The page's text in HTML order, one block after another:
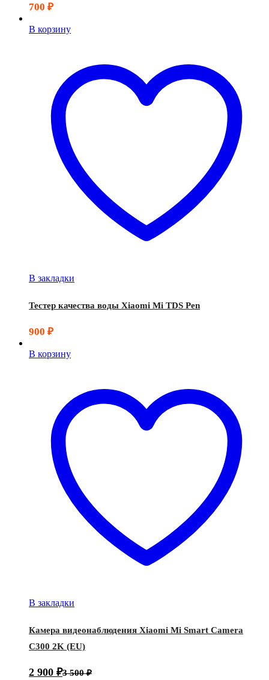
700 ₽
В корзину
В закладки
Тестер качества воды Xiaomi Mi TDS Pen
900 ₽
В корзину
В закладки
Камера видеонаблюдения Xiaomi Mi Smart Camera
C300 2K (EU)
2 900 ₽3 500₽